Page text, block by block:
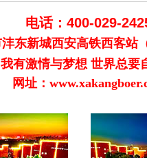
电话：400-029-
东新城西安高铁西客站
我有激情与梦想 世界总要
网址：